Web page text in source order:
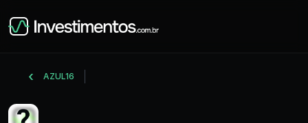
AZUL16